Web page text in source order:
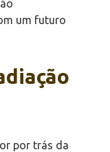
um futuro
por trás da